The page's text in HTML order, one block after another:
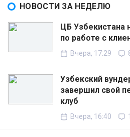
НОВОСТИ ЗА НЕДЕЛЮ
ЦБ Узбекистана
по работе с
Вчера, 17:29
Узбекский
завершил свой
клуб
Вчера, 16:40